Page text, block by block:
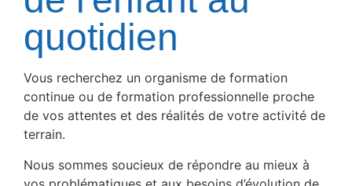
quotidien
Vous recherchez un organisme de formation
continue ou de formation professionnelle proche
de vos attentes et des réalités de votre activité de
terrain.
Nous sommes soucieux de répondre au mieux à